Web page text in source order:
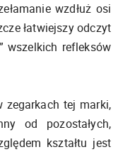
wzdłuż osi
łatwiejszy odczyt
wszelkich refleksów
zegarkach tej marki,
od pozostałych,
kształtu jest